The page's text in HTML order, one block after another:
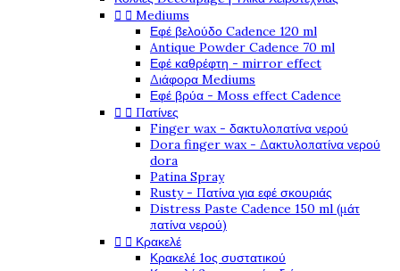
  Mediums
Εφέ βελούδο Cadence 120 ml
Antique Powder Cadence 70 ml
Εφέ καθρέφτη - mirror effect
Διάφορα Mediums
Εφέ βρύα - Moss effect Cadence
  Πατίνες
Finger wax - δακτυλοπατίνα νερού
Dora finger wax - Δακτυλοπατίνα νερού
dora
Patina Spray
Rusty - Πατίνα για εφέ σκουριάς
Distress Paste Cadence 150 ml (μάτ
πατίνα νερού)
  Κρακελέ
Κρακελέ 1ος συστατικού